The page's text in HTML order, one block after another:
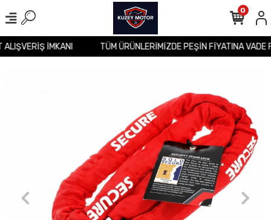
ALIŞVERİŞ İMKANI TÜM ÜRÜNLERİMİZDE PEŞİN FİYATINA
0